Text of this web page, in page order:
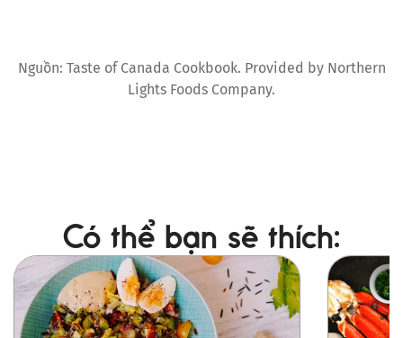
Nguồn: Taste of Canada Cookbook. Provided by Northern
Lights Foods Company.
Có thể bạn sẽ thích:
Ảnh Ảnh